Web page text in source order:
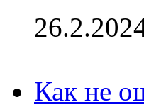
Как не